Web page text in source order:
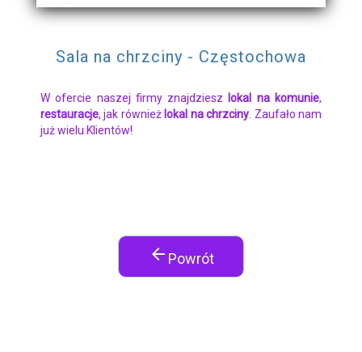
Sala na chrzciny - Częstochowa
W ofercie naszej firmy znajdziesz lokal na komunie,
restauracje, jak również lokal na chrzciny . Zaufało nam
już wielu Klientów!
arrow_back Powrót